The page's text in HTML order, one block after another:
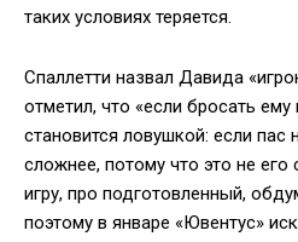
таких условиях теряется.
Спаллетти назвал Давида
отметил, что «если бросать ему
становится ловушкой: если
сложнее, потому что это не
игру, про подготовленный,
поэтому в январе «Ювентус»